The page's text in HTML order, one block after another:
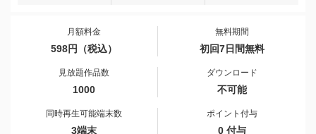
月額料金
598円（税込）
無料期間
初回7日間無料
見放題作品数
1000
ダウンロード
不可能
同時再生可能端末数
3端末
ポイント付与
0 付与